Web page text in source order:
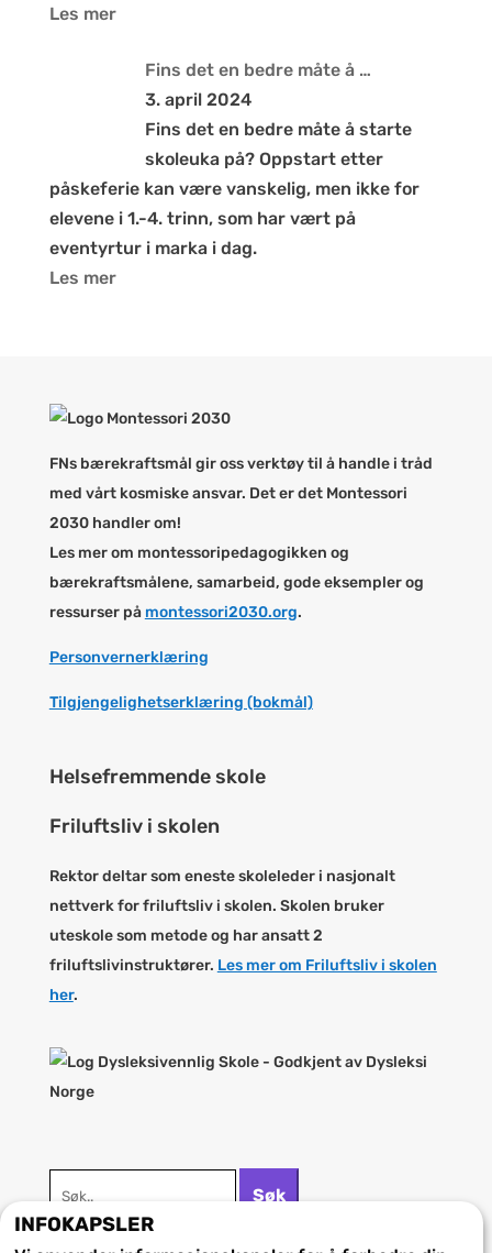
INFOKAPSLER
Les mer
Fins det en bedre måte å …
3. april 2024
Fins det en bedre måte å starte
skoleuka på? Oppstart etter
påskeferie kan være vanskelig, men ikke for
elevene i 1.-4. trinn, som har vært på
eventyrtur i marka i dag.
Les mer
FNs bærekraftsmål gir oss verktøy til å handle i tråd
med vårt kosmiske ansvar. Det er det Montessori
2030 handler om!
Les mer om montessoripedagogikken og
bærekraftsmålene, samarbeid, gode eksempler og
ressurser på montessori2030.org.
Personvernerklæring
Tilgjengelighetserklæring (bokmål)
Helsefremmende skole
Friluftsliv i skolen
Rektor deltar som eneste skoleleder i nasjonalt
nettverk for friluftsliv i skolen. Skolen bruker
uteskole som metode og har ansatt 2
friluftslivinstruktører. Les mer om Friluftsliv i skolen
her.